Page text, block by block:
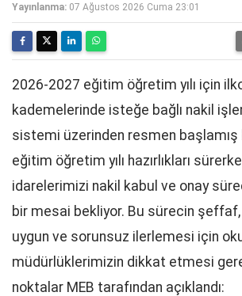
Yayınlanma: 07 Ağustos 2026 Cuma 23:01
2026-2027 eğitim öğretim yılı için
kademelerinde isteğe bağlı nakil
sistemi üzerinden resmen başlamış
eğitim öğretim yılı hazırlıkları
idarelerimizi nakil kabul ve onay
bir mesai bekliyor. Bu sürecin
uygun ve sorunsuz ilerlemesi için
müdürlüklerimizin dikkat etmesi
noktalar MEB tarafından açıklandı: